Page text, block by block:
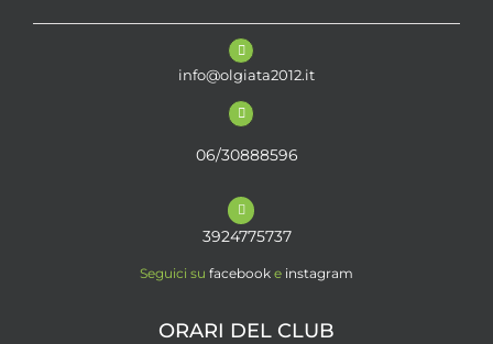
info@olgiata2012.it
06/30888596
3924775737
Seguici su facebook e instagram
ORARI DEL CLUB